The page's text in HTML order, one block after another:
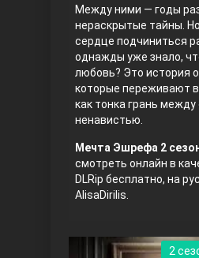
Воскресший Эртугрул
Три сестры
Между ними — годы
нераскрытые тайны.
сердце подчиниться
однажды уже знало,
любовь? Это история
которые переживают
как тонка грань
ненавистью.
Мечта Эшрефа 2
смотреть онлайн в
DLRip бесплатно, на
AlisaDirilis.
2